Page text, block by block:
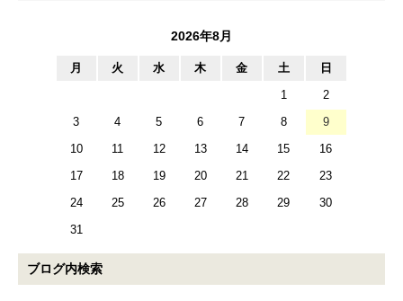
2026年8月
月 火 水 木 金 土
日
1
2
3
4 5 6 7 8
9
10
11 12 13 14 15
16
17
18 19 20 21 22
23
24
25 26 27 28 29
30
31
ブログ内検索